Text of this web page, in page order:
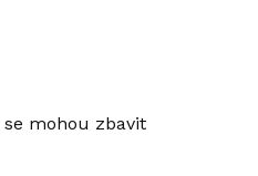
mohou zbavit